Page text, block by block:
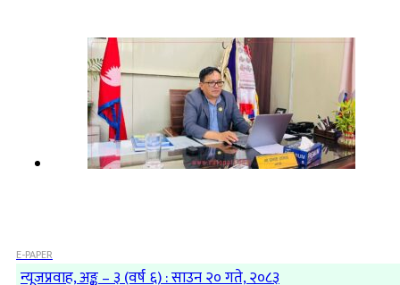
E-PAPER
न्यूजप्रवाह, अङ्क – ३ (वर्ष ६) : साउन २० गते, २०८३